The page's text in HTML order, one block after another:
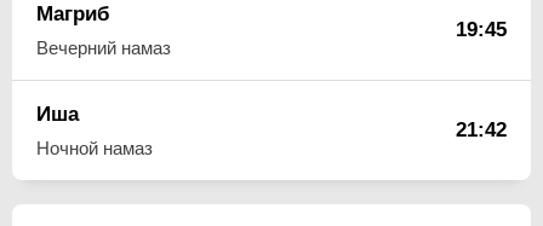
Магриб
Вечерний намаз
19:45
Иша
Ночной намаз
21:42